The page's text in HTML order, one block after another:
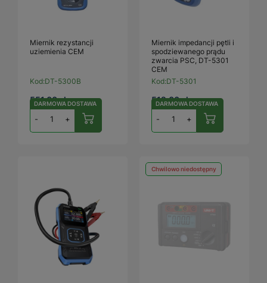
Miernik rezystancji
uziemienia CEM
Kod:DT-5300B
551,00 zł
- +
DARMOWA DOSTAWA
Miernik impedancji pętli i
spodziewanego prądu
zwarcia PSC, DT-5301
CEM
Kod:DT-5301
512,00 zł
- +
DARMOWA DOSTAWA
Chwilowo niedostępny